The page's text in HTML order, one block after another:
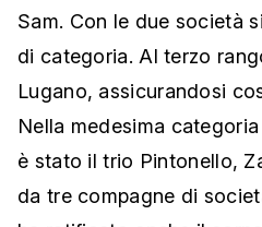
Sam. Con le due società
di categoria. Al terzo
Lugano, assicurandosi
Nella medesima
è stato il trio Pintonello,
da tre compagne di